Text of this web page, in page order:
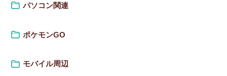
パソコン関連
ポケモンGO
モバイル周辺